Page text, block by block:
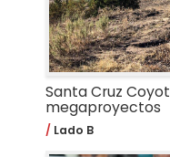
Santa Cruz
megaproyectos
Lado B